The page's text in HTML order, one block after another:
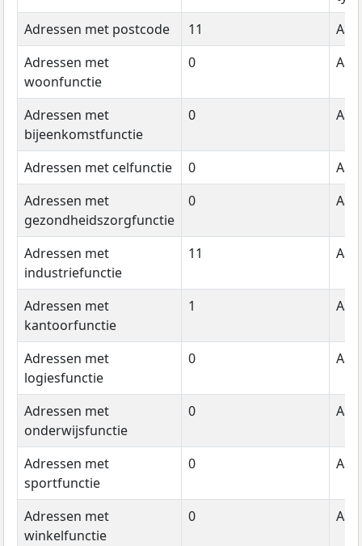
Adressen met postcode
11
Adressen met
woonfunctie
0
Adressen met
bijeenkomstfunctie
0
Adressen met celfunctie 0
Adressen met
gezondheidszorgfunctie
0
Adressen met
industriefunctie
11
Adressen met
kantoorfunctie
1
Adressen met
logiesfunctie
0
Adressen met
onderwijsfunctie
0
Adressen met
sportfunctie
0
Adressen met
winkelfunctie
0